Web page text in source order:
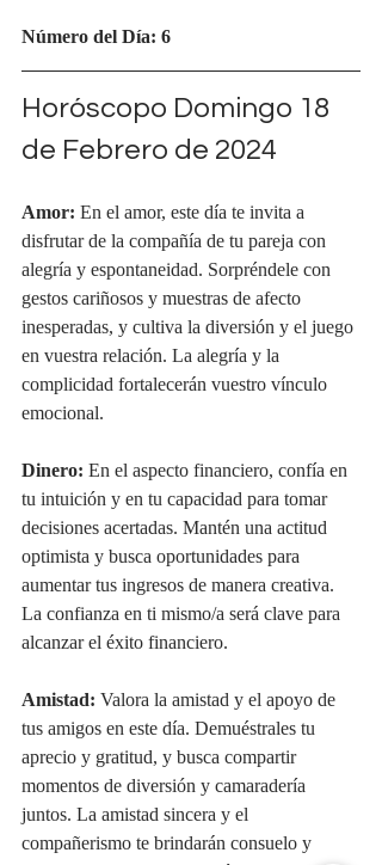
Número del Día: 6
Horóscopo Domingo 18
de Febrero de 2024
Amor: En el amor, este día te invita a
disfrutar de la compañía de tu pareja con
alegría y espontaneidad. Sorpréndele con
gestos cariñosos y muestras de afecto
inesperadas, y cultiva la diversión y el juego
en vuestra relación. La alegría y la
complicidad fortalecerán vuestro vínculo
emocional.
Dinero: En el aspecto financiero, confía en
tu intuición y en tu capacidad para tomar
decisiones acertadas. Mantén una actitud
optimista y busca oportunidades para
aumentar tus ingresos de manera creativa.
La confianza en ti mismo/a será clave para
alcanzar el éxito financiero.
Amistad: Valora la amistad y el apoyo de
tus amigos en este día. Demuéstrales tu
aprecio y gratitud, y busca compartir
momentos de diversión y camaradería
juntos. La amistad sincera y el
compañerismo te brindarán consuelo y